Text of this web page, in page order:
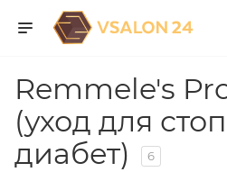
Remmele's
(уход для
диабет)
6